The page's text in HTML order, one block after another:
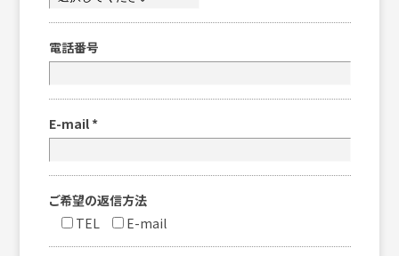
電話番号
E-mail *
ご希望の返信方法
TEL
E-mail